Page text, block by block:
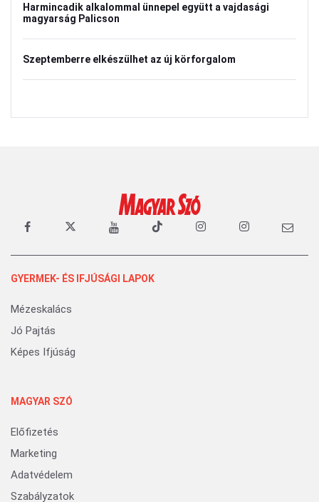
Harmincadik alkalommal ünnepel együtt a vajdasági
magyarság Palicson
Szeptemberre elkészülhet az új körforgalom
GYERMEK- ÉS IFJÚSÁGI LAPOK
Mézeskalács
Jó Pajtás
Képes Ifjúság
MAGYAR SZÓ
Előfizetés
Marketing
Adatvédelem
Szabályzatok